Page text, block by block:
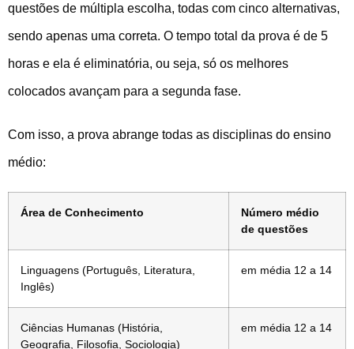
questões de múltipla escolha, todas com cinco alternativas,
sendo apenas uma correta. O tempo total da prova é de 5
horas e ela é eliminatória, ou seja, só os melhores
colocados avançam para a segunda fase.
Com isso, a prova abrange todas as disciplinas do ensino
médio:
Área de Conhecimento
Número médio
de questões
Linguagens (Português, Literatura,
Inglês)
em média 12 a 14
Ciências Humanas (História,
Geografia, Filosofia, Sociologia)
em média 12 a 14